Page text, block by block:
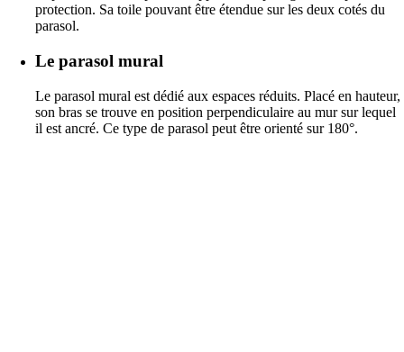
protection. Sa toile pouvant être étendue sur les deux cotés du
parasol.
Leparasol mural
Le parasol mural est dédié aux espaces réduits. Placé en hauteur,
son bras se trouve en position perpendiculaire au mur sur lequel
il est ancré. Ce type de parasol peut être orienté sur 180°.